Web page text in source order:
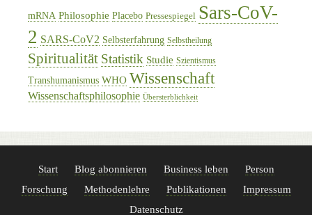
mRNA Philosophie Placebo Pressespiegel Sars-CoV-
2 SARS-CoV2 Selbsterfahrung Selbstheilung
Spiritualität Statistik Studie Szientismus
Transhumanismus WHO Wissenschaft
Wissenschaftsphilosophie Übersterblichkeit
Start Blog abonnieren Business leben
Person
Forschung
Methodenlehre Publikationen
Impressum
Datenschutz